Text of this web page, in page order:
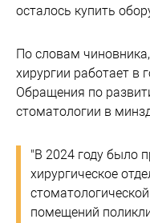
осталось купить
По словам
хирургии работает в
Обращения по
стоматологии в
"В 2024 году было
хирургическое
помещений